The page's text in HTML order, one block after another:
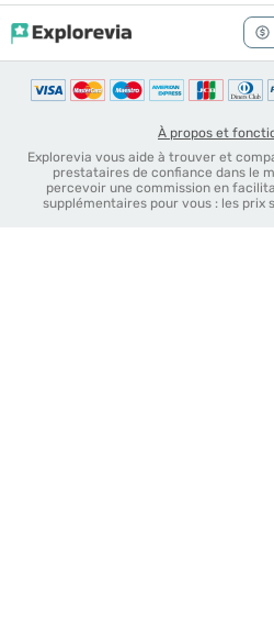
À propos et
Explorevia vous aide à trouver et
prestataires de confiance dans le
percevoir une commission en
supplémentaires pour vous : les prix